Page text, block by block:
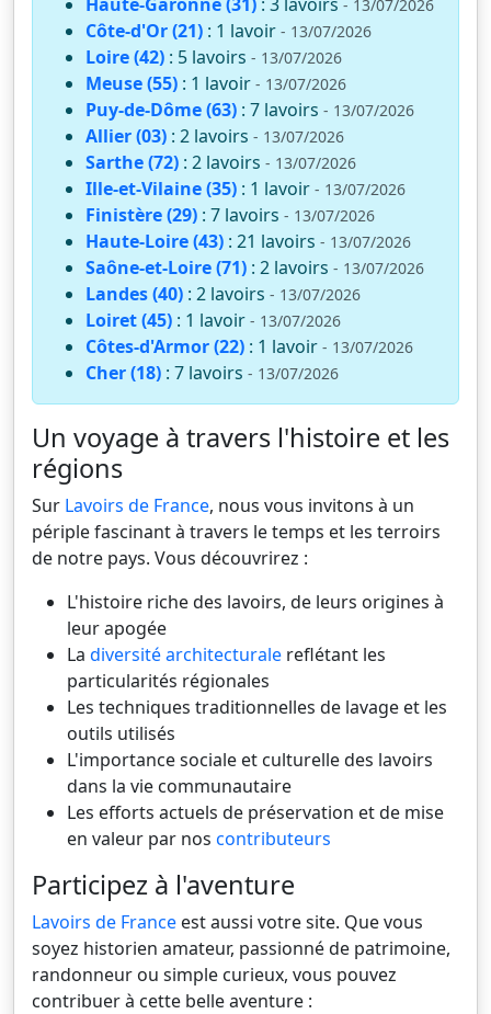
- 13/07/2026
Côte-d'Or (21) : 1 lavoir - 13/07/2026
Loire (42) : 5 lavoirs - 13/07/2026
Meuse (55) : 1 lavoir - 13/07/2026
Puy-de-Dôme (63) : 7 lavoirs - 13/07/2026
Allier (03) : 2 lavoirs - 13/07/2026
Sarthe (72) : 2 lavoirs - 13/07/2026
Ille-et-Vilaine (35) : 1 lavoir - 13/07/2026
Finistère (29) : 7 lavoirs - 13/07/2026
Haute-Loire (43) : 21 lavoirs - 13/07/2026
Saône-et-Loire (71) : 2 lavoirs - 13/07/2026
Landes (40) : 2 lavoirs - 13/07/2026
Loiret (45) : 1 lavoir - 13/07/2026
Côtes-d'Armor (22) : 1 lavoir - 13/07/2026
Cher (18) : 7 lavoirs - 13/07/2026
Un voyage à travers l'histoire et les
régions
Sur Lavoirs de France, nous vous invitons à un
périple fascinant à travers le temps et les terroirs
de notre pays. Vous découvrirez :
L'histoire riche des lavoirs, de leurs origines à
leur apogée
La diversité architecturale reflétant les
particularités régionales
Les techniques traditionnelles de lavage et les
outils utilisés
L'importance sociale et culturelle des lavoirs
dans la vie communautaire
Les efforts actuels de préservation et de mise
en valeur par nos contributeurs
Participez à l'aventure
Lavoirs de France est aussi votre site. Que vous
soyez historien amateur, passionné de patrimoine,
randonneur ou simple curieux, vous pouvez
contribuer à cette belle aventure :